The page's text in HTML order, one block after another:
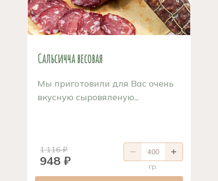
Сальсичча весовая
Мы приготовили для Вас очень
вкусную сыровяленую...
1.116 ₽
948 ₽ гр.